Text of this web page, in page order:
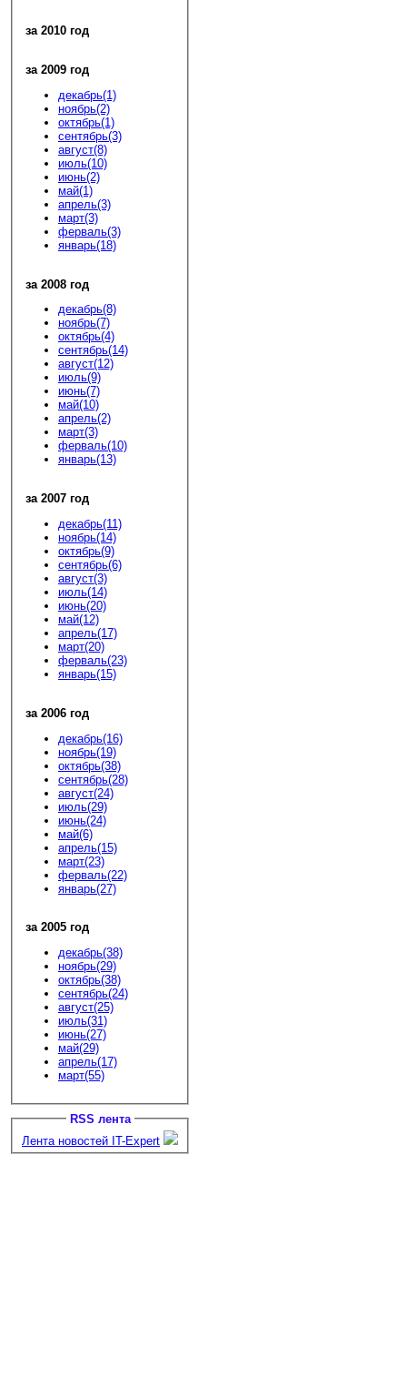
за 2010 год
за 2009 год
декабрь(1)
ноябрь(2)
октябрь(1)
сентябрь(3)
август(8)
июль(10)
июнь(2)
май(1)
апрель(3)
март(3)
ферваль(3)
январь(18)
за 2008 год
декабрь(8)
ноябрь(7)
октябрь(4)
сентябрь(14)
август(12)
июль(9)
июнь(7)
май(10)
апрель(2)
март(3)
ферваль(10)
январь(13)
за 2007 год
декабрь(11)
ноябрь(14)
октябрь(9)
сентябрь(6)
август(3)
июль(14)
июнь(20)
май(12)
апрель(17)
март(20)
ферваль(23)
январь(15)
за 2006 год
декабрь(16)
ноябрь(19)
октябрь(38)
сентябрь(28)
август(24)
июль(29)
июнь(24)
май(6)
апрель(15)
март(23)
ферваль(22)
январь(27)
за 2005 год
декабрь(38)
ноябрь(29)
октябрь(38)
сентябрь(24)
август(25)
июль(31)
июнь(27)
май(29)
апрель(17)
март(55)
RSS лента
Лента новостей IT-Expert